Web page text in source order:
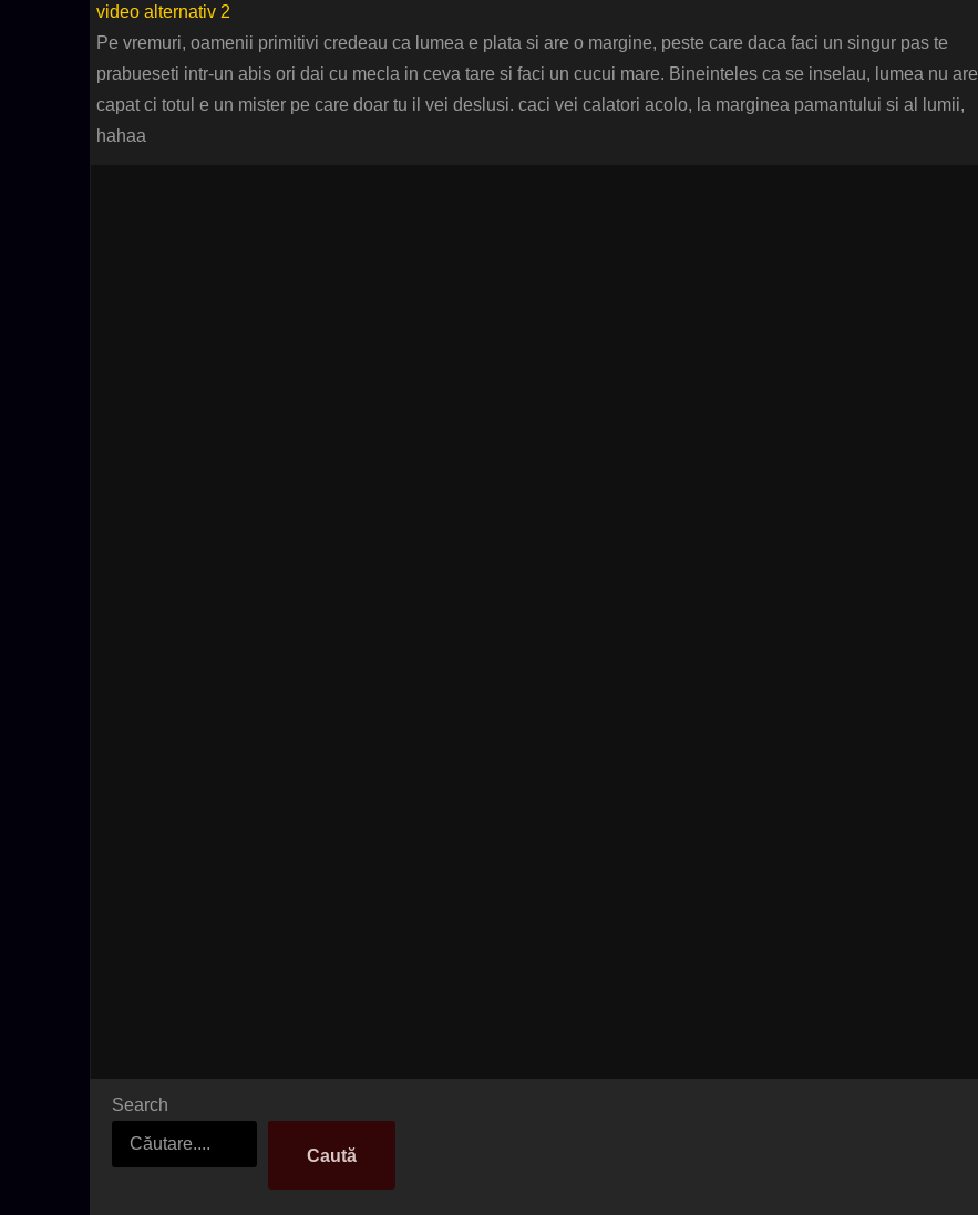
video alternativ 2
Pe vremuri, oamenii primitivi credeau ca lumea e plata si are o margine, peste care daca faci un singur pas te
prabueseti intr-un abis ori dai cu mecla in ceva tare si faci un cucui mare. Bineinteles ca se inselau, lumea nu are
capat ci totul e un mister pe care doar tu il vei deslusi. caci vei calatori acolo, la marginea pamantului si al lumii,
hahaa
Search
Caută